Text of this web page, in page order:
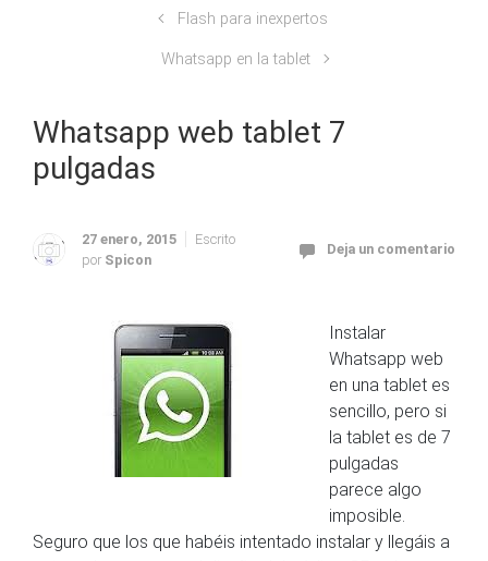
Flash para inexpertos
Whatsapp en la tablet
Whatsapp web tablet 7
pulgadas
27 enero, 2015
Escrito
por Spicon
Deja un comentario
Instalar
Whatsapp web
en una tablet es
sencillo, pero si
la tablet es de 7
pulgadas
parece algo
imposible.
Seguro que los que habéis intentado instalar y llegáis a